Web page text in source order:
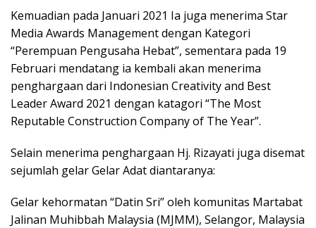
Kemuadian pada Januari 2021 Ia juga menerima Star
Media Awards Management dengan Kategori
“Perempuan Pengusaha Hebat”, sementara pada 19
Februari mendatang ia kembali akan menerima
penghargaan dari Indonesian Creativity and Best
Leader Award 2021 dengan katagori “The Most
Reputable Construction Company of The Year”.
Selain menerima penghargaan Hj. Rizayati juga disemat
sejumlah gelar Gelar Adat diantaranya:
Gelar kehormatan “Datin Sri” oleh komunitas Martabat
Jalinan Muhibbah Malaysia (MJMM), Selangor, Malaysia